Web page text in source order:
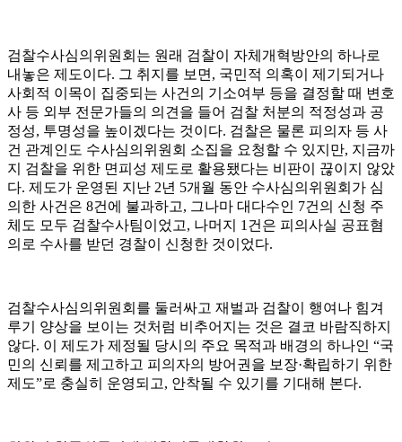
검찰수사심의위원회는 원래 검찰이 자체개혁방안의 하나로
내놓은 제도이다. 그 취지를 보면, 국민적 의혹이 제기되거나
사회적 이목이 집중되는 사건의 기소여부 등을 결정할 때 변호
사 등 외부 전문가들의 의견을 들어 검찰 처분의 적정성과 공
정성, 투명성을 높이겠다는 것이다. 검찰은 물론 피의자 등 사
건 관계인도 수사심의위원회 소집을 요청할 수 있지만, 지금까
지 검찰을 위한 면피성 제도로 활용됐다는 비판이 끊이지 않았
다. 제도가 운영된 지난 2년 5개월 동안 수사심의위원회가 심
의한 사건은 8건에 불과하고, 그나마 대다수인 7건의 신청 주
체도 모두 검찰수사팀이었고, 나머지 1건은 피의사실 공표혐
의로 수사를 받던 경찰이 신청한 것이었다.
검찰수사심의위원회를 둘러싸고 재벌과 검찰이 행여나 힘겨
루기 양상을 보이는 것처럼 비추어지는 것은 결코 바람직하지
않다. 이 제도가 제정될 당시의 주요 목적과 배경의 하나인 “국
민의 신뢰를 제고하고 피의자의 방어권을 보장·확립하기 위한
제도”로 충실히 운영되고, 안착될 수 있기를 기대해 본다.